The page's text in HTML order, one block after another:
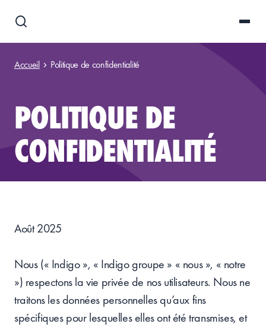
Accueil Politique de confidentialité
POLITIQUE DE
CONFIDENTIALITÉ
Août 2025
Nous (« Indigo », « Indigo groupe » « nous », « notre
») respectons la vie privée de nos utilisateurs. Nous ne
traitons les données personnelles qu’aux fins
spécifiques pour lesquelles elles ont été transmises, et